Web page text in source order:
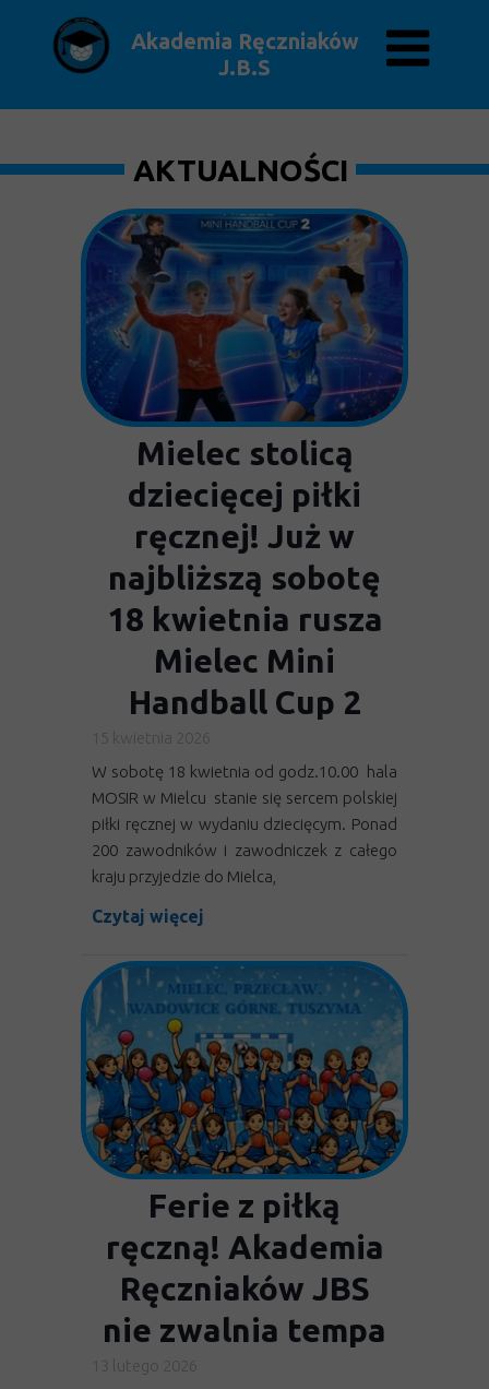
AKTUALNOŚCI
Mielec stolicą
dziecięcej piłki
ręcznej! Już w
najbliższą sobotę
18 kwietnia rusza
Mielec Mini
Handball Cup 2
15 kwietnia 2026
W sobotę 18 kwietnia od godz.10.00 hala
MOSIR w Mielcu stanie się sercem polskiej
piłki ręcznej w wydaniu dziecięcym. Ponad
200 zawodników i zawodniczek z całego
kraju przyjedzie do Mielca,
Czytaj więcej
Ferie z piłką
ręczną! Akademia
Ręczniaków JBS
nie zwalnia tempa
13 lutego 2026
Akademia Ręczniaków
J.B.S
Akademia Ręczniaków J.B.S